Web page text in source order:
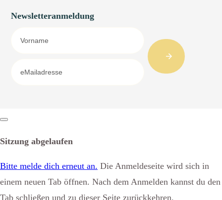
Newsletteranmeldung
Dialog
Sitzung abgelaufen
Bitte melde dich erneut an. Die Anmeldeseite wird sich in
einem neuen Tab öffnen. Nach dem Anmelden kannst du den
Tab schließen und zu dieser Seite zurückkehren.